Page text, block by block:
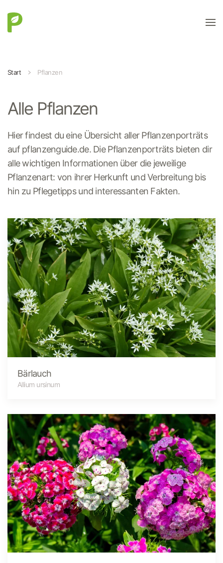
Start Pflanzen
Alle Pflanzen
Hier findest du eine Übersicht aller Pflanzenporträts
auf pflanzenguide.de. Die Pflanzenporträts bieten dir
alle wichtigen Informationen über die jeweilige
Pflanzenart: von ihrer Herkunft und Verbreitung bis
hin zu Pflegetipps und interessanten Fakten.
Bärlauch
Allium ursinum